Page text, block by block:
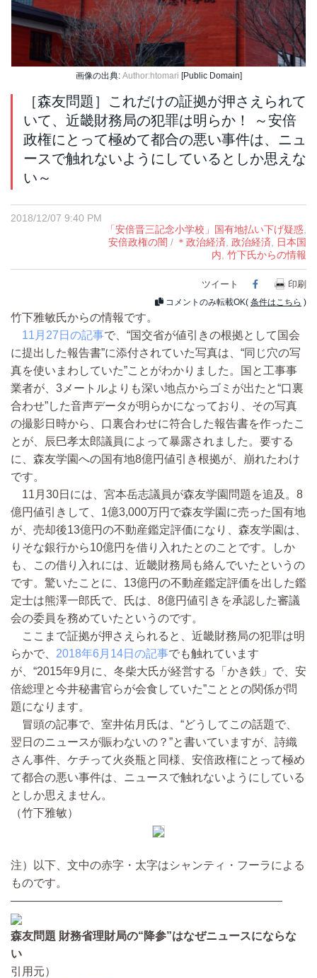
画像の出典: Author:htomari [Public Domain]
［森友問題］これだけの証拠が押さえられて
いて、近畿財務局の犯罪は明らか！ ～安倍
政権にとって極めて都合の悪い事件は、ニュ
ースで触れないようにしているとしか思えな
い～
2018/12/07 9:40 PM
「安倍晋三記念小学校」国有地払い下げ疑惑
安倍政権の闇 / ＊政治経済 政治経済
日本国
内 竹下氏からの情報
ツイート Facebook
印刷
コメントのみ転載OK( 条件はこちら )
竹下雅敏氏からの情報です。
11月27日の記事で、“国交省が値引きの根拠として国会
に提出した報告書”に添付されていた写真は、“同じ穴の写
真を使いまわしていた”ことがわかりました。国と工事事
業者が、3メートルよりも深い地点からゴミが出たと“口裏
合わせ”した音声データが明らかになっており、その写真
の撮影日時から、口裏合わせに符合した報告書を作ったこ
とが、辰巳孝太郎議員によって暴露されました。要する
に、森友学園への国有地8億円値引き根拠が、崩れたわけ
です。
11月30日には、宮本岳志議員が森友学園問題を追及。8
億円値引きして、1億3,000万円で森友学園に売った国有地
が、売却後13億円の不動産鑑定評価になり、森友学園は、
りそな銀行から10億円を借り入れたとのことです。しか
も、この借り入れには、近畿財務局も絡んでいたというの
です。驚いたことに、13億円の不動産鑑定評価を出した鑑
定士は熊澤一郎氏で、氏は、8億円値引きを承認した審議
会の委員を務めていたというのです。
ここまで証拠が押さえられると、近畿財務局の犯罪は明
らかで、 2018年6月14日の記事でも触れています
が、“2015年9月に、冬柴大氏が経営する「かき鉄」で、安
倍総理と今井秘書官らが会食していた”こととの関係が問
題になります。
冒頭の記事で、室井佑月氏は、“どうしてこの話題で、
翌日のニュースが賑わないの？”と書いていますが、詩織
さん事件、ケチって火炎瓶と同様、安倍政権にとって極め
て都合の悪い事件は、ニュースで触れないようにしている
としか思えません。
（竹下雅敏）
注）以下、文中の赤字・太字はシャンティ・フーラによる
ものです。
————————————————————————
森友問題 財務省理財局の“降参”はなぜニュースにならな
い
引用元）